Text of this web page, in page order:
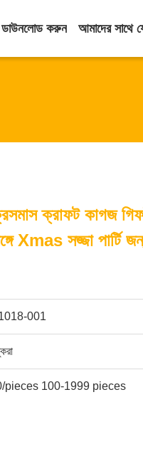
ডাউনলোড করুন আমাদের সাথে
ক্রাফট কাগজ
Xmas সজ্জা পার্টি
001
pieces 100-1999 pieces